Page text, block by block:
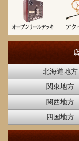
北海道地方
関東地方
関西地方
四国地方